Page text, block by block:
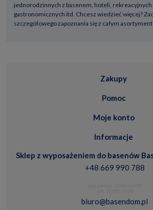
jednorodzinnych z basenem, hoteli,
gastronomicznych itd. Chcesz wiedzieć więcej?
szczegółowego zapoznania się z całym
Zakupy
Pomoc
Moje konto
Informacje
Sklep z wyposażeniem do basenów
+48 669 990 788
biuro@basendom.pl